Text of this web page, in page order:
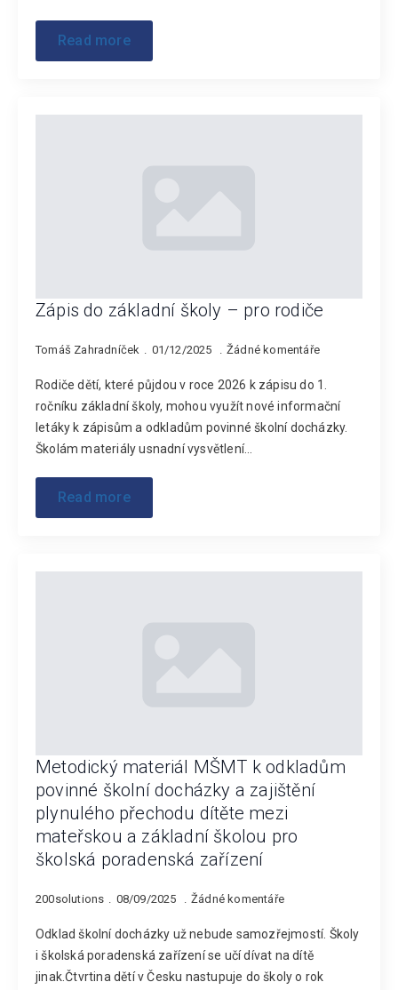
Read more
Zápis do základní školy – pro rodiče
Tomáš Zahradníček 01/12/2025 Žádné komentáře
Rodiče dětí, které půjdou v roce 2026 k zápisu do 1.
ročníku základní školy, mohou využít nové informační
letáky k zápisům a odkladům povinné školní docházky.
Školám materiály usnadní vysvětlení…
Read more
Metodický materiál MŠMT k odkladům
povinné školní docházky a zajištění
plynulého přechodu dítěte mezi
mateřskou a základní školou pro
školská poradenská zařízení
200solutions 08/09/2025 Žádné komentáře
Odklad školní docházky už nebude samozřejmostí. Školy
i školská poradenská zařízení se učí dívat na dítě
jinak.Čtvrtina dětí v Česku nastupuje do školy o rok